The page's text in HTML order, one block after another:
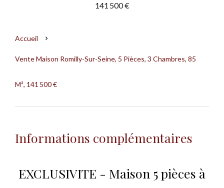
141 500 €
Accueil
Vente Maison Romilly-Sur-Seine, 5 Pièces, 3 Chambres, 85
M², 141 500 €
Informations complémentaires
EXCLUSIVITE - Maison 5 pièces à